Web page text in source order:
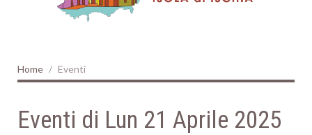
Home Eventi
Eventi di Lun 21 Aprile 2025